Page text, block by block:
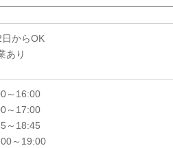
日からOK
あり
～16:00
～17:00
～18:45
～19:00